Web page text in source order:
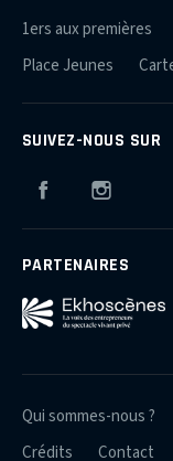
1ers aux premières
Place Jeunes
SUIVEZ-NOUS SUR
Facebook
PARTENAIRES
Qui sommes-nous ?
Crédits
Contact